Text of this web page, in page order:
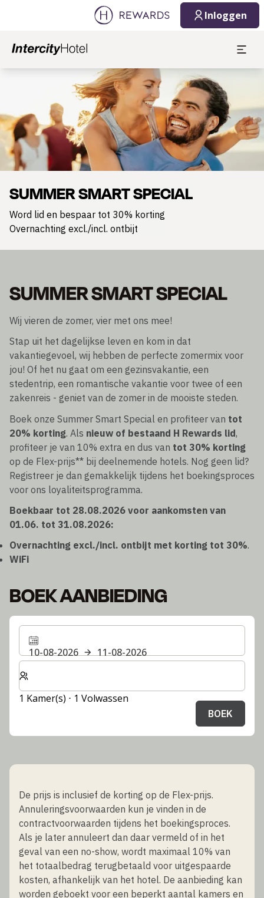
Inloggen
SUMMER SMART SPECIAL
Word lid en bespaar tot 30% korting
Overnachting excl./incl. ontbijt
SUMMER SMART SPECIAL
Wij vieren de zomer, vier met ons mee!
Stap uit het dagelijkse leven en kom in dat
vakantiegevoel, wij hebben de perfecte zomermix voor
jou! Of het nu gaat om een gezinsvakantie, een
stedentrip, een romantische vakantie voor twee of een
zakenreis - geniet van de zomer in de mooiste steden.
Boek onze Summer Smart Special en profiteer van tot
20% korting. Als nieuw of bestaand H Rewards lid,
profiteer je van 10% extra en dus van tot 30% korting
op de Flex-prijs** bij deelnemende hotels. Nog geen lid?
Registreer je dan gemakkelijk tijdens het boekingsproces
voor ons loyaliteitsprogramma.
Boekbaar tot 28.08.2026 voor aankomsten van
01.06. tot 31.08.2026:
Overnachting excl./incl. ontbijt met korting tot 30%.
WiFi
BOEK AANBIEDING
10-08-2026
11-08-2026
Selecteer het aantal kamers en gasten voor je verblijf
1 Kamer(s) ⋅ 1 Volwassen
BOEK
De prijs is inclusief de korting op de Flex-prijs.
Annuleringsvoorwaarden kun je vinden in de
contractvoorwaarden tijdens het boekingsproces.
Als je later annuleert dan daar vermeld of in het
geval van een no-show, wordt maximaal 10% van
het totaalbedrag terugbetaald voor uitgespaarde
kosten, afhankelijk van het hotel. De aanbieding kan
worden geboekt voor een beperkt aantal kamers en